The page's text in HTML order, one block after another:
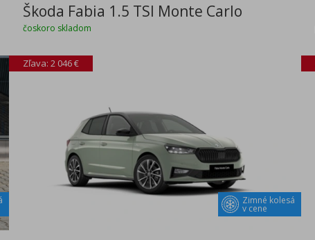
Škoda Fabia 1.5 TSI Monte Carlo
čoskoro skladom
Zimné kolesá
v cene
Zľava: 2 046 €